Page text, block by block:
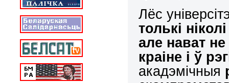
Лёс
толькі
але нават
краіне і ў
акадэмічныя